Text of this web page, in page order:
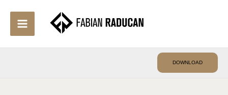
content
DOWNLOAD